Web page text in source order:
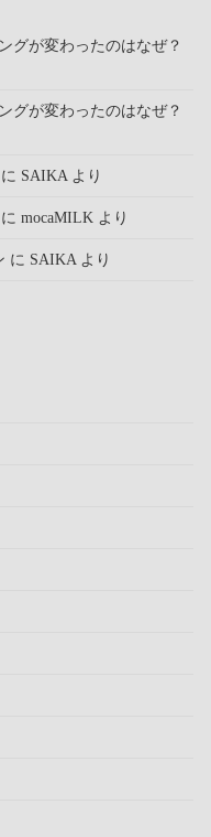
が変わったのはなぜ？
が変わったのはなぜ？
に SAIKA より
に mocaMILK より
に SAIKA より